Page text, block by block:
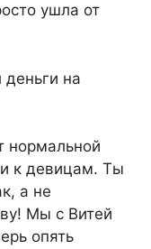
ушла от
на
нормальной
к девицам. Ты
а не
Мы с Витей
опять